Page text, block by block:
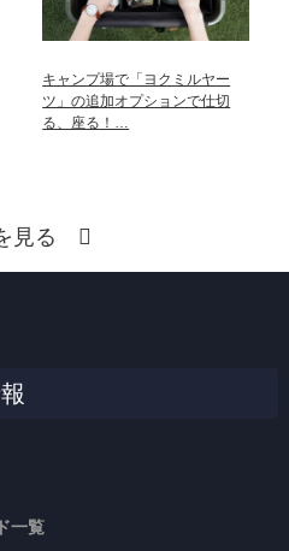
キャンプ場で「ヨクミルヤー
ツ」の追加オプションで仕切
る、座る！…
見る
一覧